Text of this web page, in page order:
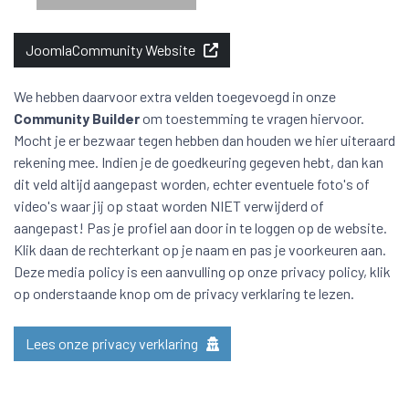
JoomlaCommunity Website
We hebben daarvoor extra velden toegevoegd in onze
Community Builderom toestemming te vragen hiervoor.
Mocht je er bezwaar tegen hebben dan houden we hier uiteraard
rekening mee. Indien je de goedkeuring gegeven hebt, dan kan
dit veld altijd aangepast worden, echter eventuele foto's of
video's waar jij op staat worden NIET verwijderd of
aangepast! Pas je profiel aan door in te loggen op de website.
Klik daan de rechterkant op je naam en pas je voorkeuren aan.
Deze media policy is een aanvulling op onze privacy policy, klik
op onderstaande knop om de privacy verklaring te lezen.
Lees onze privacy verklaring